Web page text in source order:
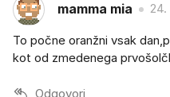
mamma mia 24.
To počne oranžni vsak
kot od zmedenega
Odgovori